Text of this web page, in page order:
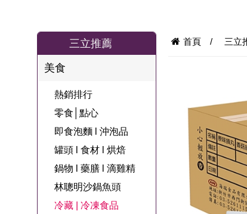
古溜x五秀園
熱銷排行
夜聯名
超級紅人榜聯
名
百味人生戲劇
型男大主廚聯
名
熱銷排行
品
罐頭 l 食材 l 烘
焙
鍋物 l 藥膳 l 滴
雞精
林聰明沙鍋魚
熱銷排行
清潔用品
寢具│床墊
宗教開運
ELVIS愛菲斯
熱銷排行
機能服飾
配件
PP波瑟楓妮品
牌館
養生|保健
池昌旭代言
Bello. U
OUR FAMILY
一家人
甘味人生
狀元堂牛樟芝
熱銷排行
女內褲
男內褲
NEONER
熱銷排行
美容專區
涼夏家電
3C
1MORE耳機
韓國
SKINASSET
甘味人生鍵力
肽↙85折
百味人生
三立推薦
美食
熱銷排行
零食│點心
即食泡麵 l 沖泡品
罐頭 l 食材 l 烘焙
鍋物 l 藥膳 l 滴雞精
林聰明沙鍋魚頭
冷藏 | 冷凍食品
首頁 / 三立